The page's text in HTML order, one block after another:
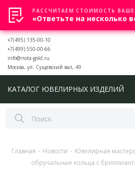
+7(495) 135-00-10
+7(499) 550-00-66
info@nota-gold.ru
Москва, ул. Сущевский вал, 49
КАТАЛОГ ЮВЕЛИРНЫХ ИЗДЕЛИЙ
Главная - Новости - Ювелирная
обручальные кольца с
РАССЧИТАЕМ СТОИМОСТЬ
«Ответьте на несколько